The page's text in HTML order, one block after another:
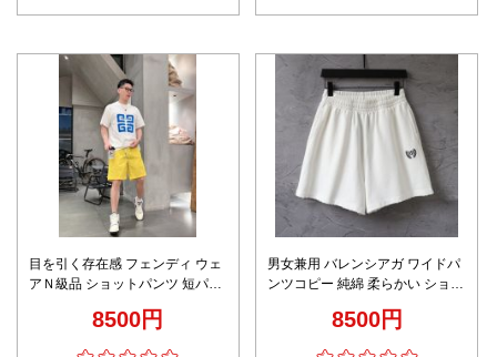
目を引く存在感 フェンディ ウェ
アＮ級品 ショットパンツ 短パン
多い色可選 イエロー
8500円
男女兼用 バレンシアガ ワイドパ
ンツコピー 純綿 柔らかい ショッ
8500円